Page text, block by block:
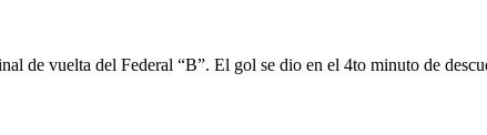
de vuelta del Federal “B”. El gol se dio en el 4to minuto de